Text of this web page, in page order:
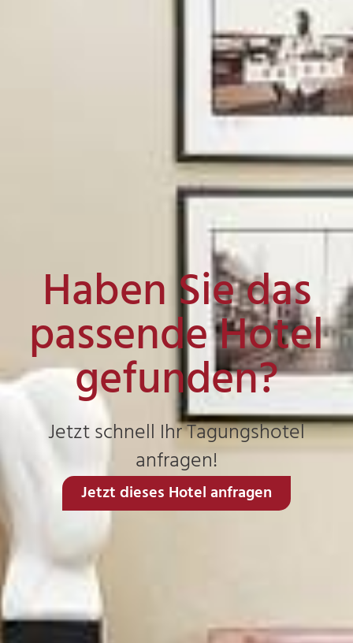
Haben Sie das
passende Hotel
gefunden?
Jetzt schnell Ihr Tagungshotel
anfragen!
Jetzt dieses Hotel anfragen